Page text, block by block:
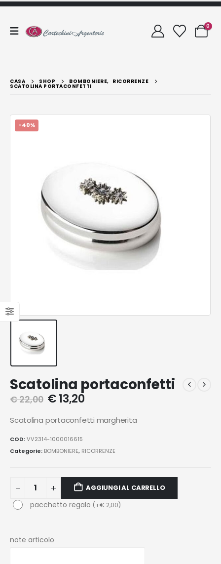
0
CASA SHOP BOMBONIERE, RICORRENZE
SCATOLINA PORTACONFETTI
-40%
Scatolina portaconfetti
€22,00 €13,20
Scatolina portaconfetti margherita
COD:VV2314-1000016615
Categorie: BOMBONIERE, RICORRENZE
AGGIUNGI AL CARRELLO
pacchetto regalo (+€2,00)
note articolo